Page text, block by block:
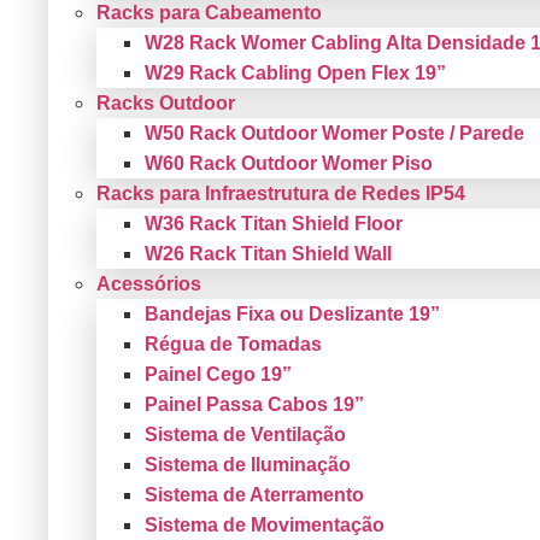
Racks para Cabeamento
W28 Rack Womer Cabling Alta Densidade
W29 Rack Cabling Open Flex 19”
Racks Outdoor
W50 Rack Outdoor Womer Poste / Parede
W60 Rack Outdoor Womer Piso
Racks para Infraestrutura de Redes IP54
W36 Rack Titan Shield Floor
W26 Rack Titan Shield Wall
Acessórios
Bandejas Fixa ou Deslizante 19”
Régua de Tomadas
Painel Cego 19”
Painel Passa Cabos 19”
Sistema de Ventilação
Sistema de Iluminação
Sistema de Aterramento
Sistema de Movimentação